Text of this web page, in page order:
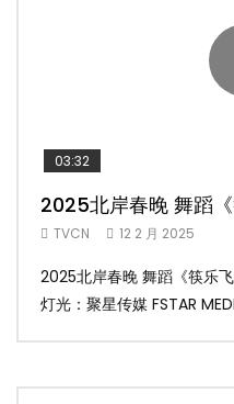
03:32
2025北岸春晚 舞蹈《
TVCN 12 2 月 2025
2025北岸春晚 舞蹈《筷乐
灯光：聚星传媒 FSTAR